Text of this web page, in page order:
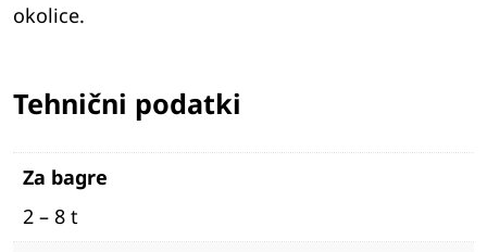
okolice.
Tehnični podatki
Za bagre
2 – 8 t